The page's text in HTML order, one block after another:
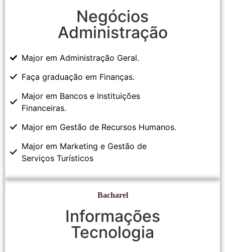
Negócios
Administração
Major em Administração Geral.
Faça graduação em Finanças.
Major em Bancos e Instituições
Financeiras.
Major em Gestão de Recursos Humanos.
Major em Marketing e Gestão de
Serviços Turísticos
Bacharel
Informações
Tecnologia